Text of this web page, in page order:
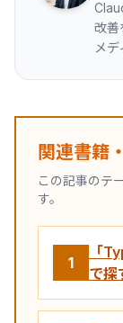
改善
メデ
関連書籍
この記事のテ
す。
1
「
で探